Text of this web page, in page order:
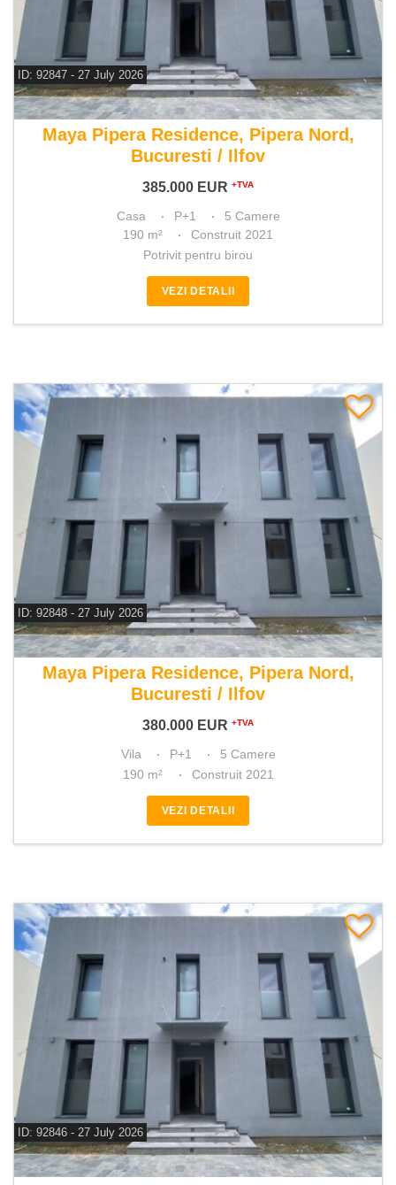
ID: 92847 - 27 July 2026
De vanzare casa 5 camere
Maya Pipera Residence, Pipera Nord,
Bucuresti / Ilfov
385.000 EUR +TVA
Casa P+1
5 Camere
190 m²
Construit 2021
Potrivit pentru birou
VEZI DETALII
ID: 92848 - 27 July 2026
De vanzare vila 5 camere
Maya Pipera Residence, Pipera Nord,
Bucuresti / Ilfov
380.000 EUR +TVA
Vila P+1
5 Camere
190 m²
Construit 2021
VEZI DETALII
ID: 92846 - 27 July 2026
De vanzare vila 5 camere